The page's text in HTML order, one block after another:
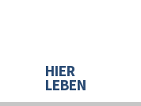
HIER
LEBEN